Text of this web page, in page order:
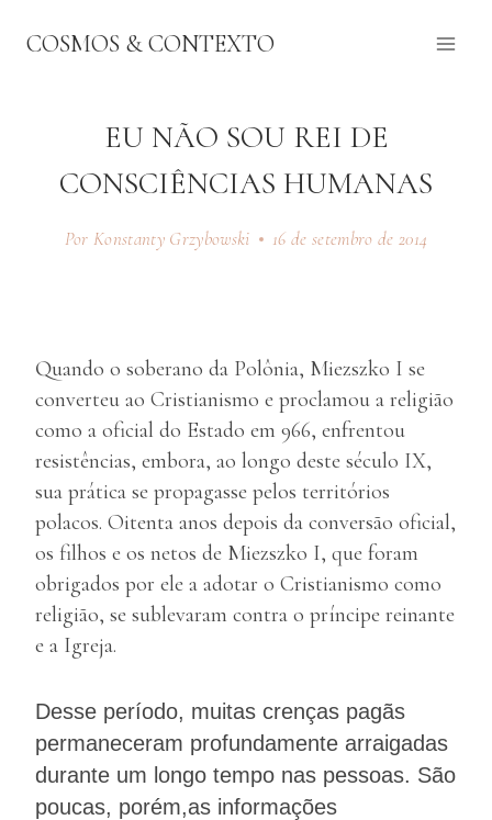
paraCOSMOS & CONTEXTO
EU NÃO SOU REI DE
CONSCIÊNCIAS HUMANAS
Por Konstanty Grzybowski 16 de setembro de 2014
Quando o soberano da Polônia, Miezszko I se
converteu ao Cristianismo e proclamou a religião
como a oficial do Estado em 966, enfrentou
resistências, embora, ao longo deste século IX,
sua prática se propagasse pelos territórios
polacos. Oitenta anos depois da conversão oficial,
os filhos e os netos de Miezszko I, que foram
obrigados por ele a adotar o Cristianismo como
religião, se sublevaram contra o príncipe reinante
e a Igreja.
Desse período, muitas crenças pagãs
permaneceram profundamente arraigadas
durante um longo tempo nas pessoas. São
poucas, porém,as informações